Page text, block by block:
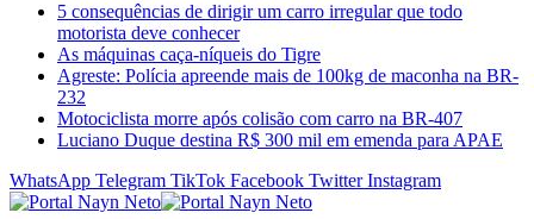
5 consequências de dirigir um carro irregular que todo
motorista deve conhecer
As máquinas caça-níqueis do Tigre
Agreste: Polícia apreende mais de 100kg de maconha na BR-
232
Motociclista morre após colisão com carro na BR-407
Luciano Duque destina R$ 300 mil em emenda para APAE
WhatsApp Telegram TikTok Facebook Twitter Instagram